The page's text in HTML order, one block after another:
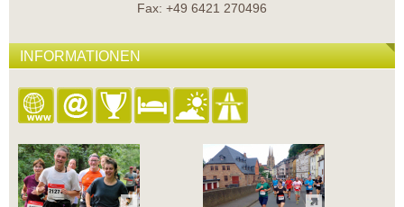
Fax: +49 6421 270496
INFORMATIONEN